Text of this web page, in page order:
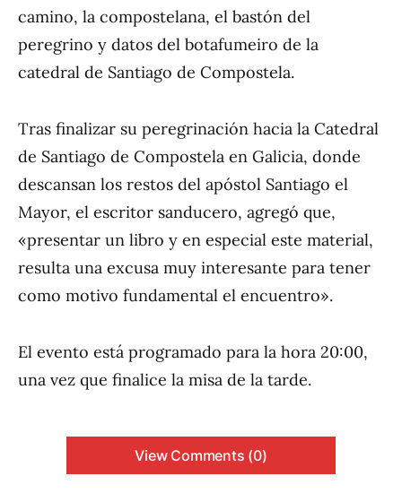
camino, la compostelana, el bastón del
peregrino y datos del botafumeiro de la
catedral de Santiago de Compostela.
Tras finalizar su peregrinación hacia la Catedral
de Santiago de Compostela en Galicia, donde
descansan los restos del apóstol Santiago el
Mayor, el escritor sanducero, agregó que,
«presentar un libro y en especial este material,
resulta una excusa muy interesante para tener
como motivo fundamental el encuentro».
El evento está programado para la hora 20:00,
una vez que finalice la misa de la tarde.
View Comments (0)